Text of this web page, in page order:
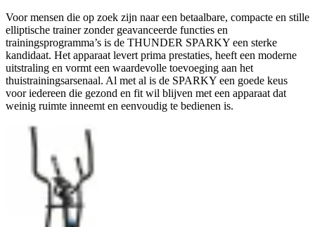
Voor mensen die op zoek zijn naar een betaalbare, compacte en stille
elliptische trainer zonder geavanceerde functies en
trainingsprogramma’s is de THUNDER SPARKY een sterke
kandidaat. Het apparaat levert prima prestaties, heeft een moderne
uitstraling en vormt een waardevolle toevoeging aan het
thuistrainingsarsenaal. Al met al is de SPARKY een goede keus
voor iedereen die gezond en fit wil blijven met een apparaat dat
weinig ruimte inneemt en eenvoudig te bedienen is.